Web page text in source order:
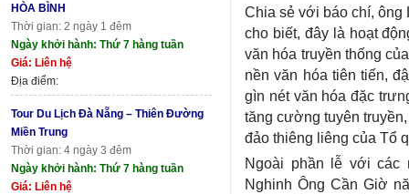
HÒA BÌNH
Thời gian: 2 ngày 1 đêm
Ngày khởi hành: Thứ 7 hàng tuần
Giá: Liên hệ
Địa điểm:
Tour Du Lịch Đà Nẵng – Thiên Đường
Miền Trung
Thời gian: 4 ngày 3 đêm
Ngày khởi hành: Thứ 7 hàng tuần
Giá: Liên hệ
Chia sẻ với báo chí, ông
cho biết, đây là hoạt
văn hóa truyền thống
nền văn hóa tiên tiến,
gìn nét văn hóa đặc
tăng cường tuyên
đảo thiêng liêng của Tổ
Ngoài phần lễ với các
Nghinh Ông Cần Giờ